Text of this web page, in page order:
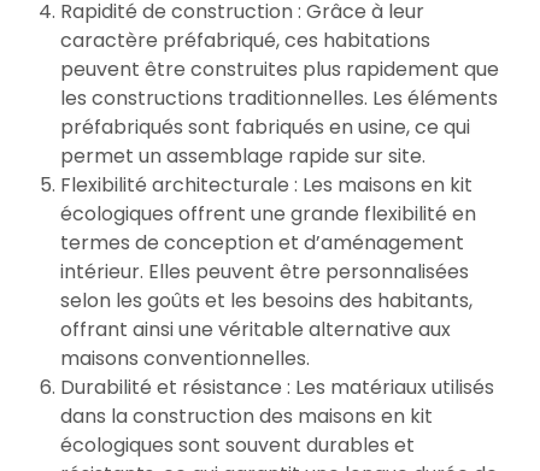
Rapidité de construction : Grâce à leur
caractère préfabriqué, ces habitations
peuvent être construites plus rapidement que
les constructions traditionnelles. Les éléments
préfabriqués sont fabriqués en usine, ce qui
permet un assemblage rapide sur site.
Flexibilité architecturale : Les maisons en kit
écologiques offrent une grande flexibilité en
termes de conception et d’aménagement
intérieur. Elles peuvent être personnalisées
selon les goûts et les besoins des habitants,
offrant ainsi une véritable alternative aux
maisons conventionnelles.
Durabilité et résistance : Les matériaux utilisés
dans la construction des maisons en kit
écologiques sont souvent durables et